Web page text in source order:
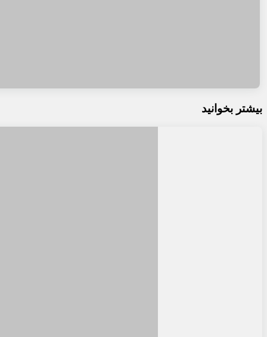
بیشتر بخوانید